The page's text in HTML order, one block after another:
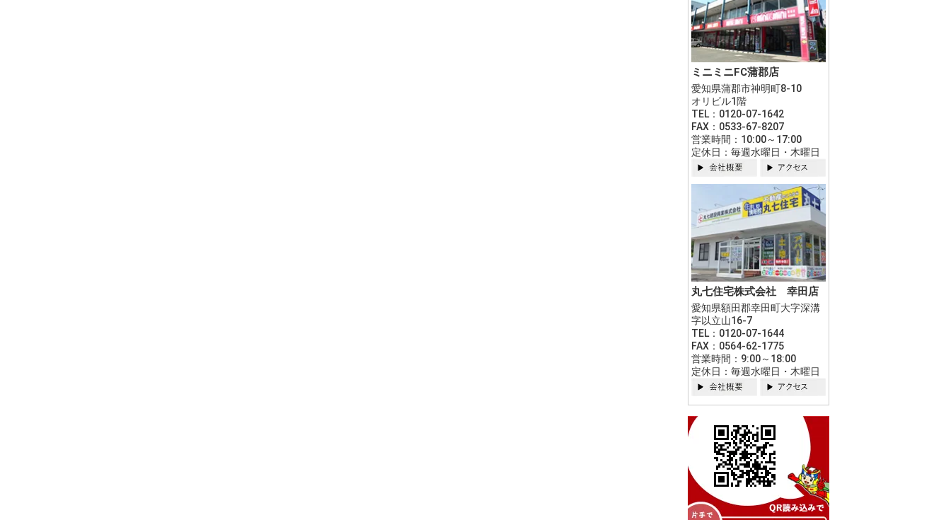
ミニミニFC蒲郡店
愛知県蒲郡市神明町8-10
オリビル1階
TEL：0120-07-1642
FAX：0533-67-8207
営業時間：10:00～17:00
定休日：毎週水曜日・木曜日
丸七住宅株式会社 幸田店
愛知県額田郡幸田町大字深溝
字以立山16-7
TEL：0120-07-1644
FAX：0564-62-1775
営業時間：9:00～18:00
定休日：毎週水曜日・木曜日